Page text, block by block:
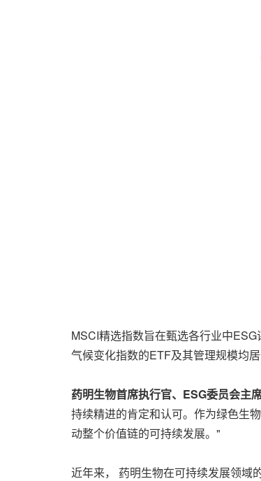
MSCI精选指数旨在甄选各行业中
气候变化指数的ETF及其管理规模均居
药明生物首席执行官、 ESG委员会主
持续精进的肯定和认可。作为绿色生
动整个价值链的可持续发展。"
近年来， 药明生物在可持续发展领域